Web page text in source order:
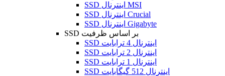
SSD اینترنال MSI
SSD اینترنال Crucial
SSD اینترنال Gigabyte
SSD بر اساس ظرفیت
SSD اینترنال 4 ترابایت
SSD اینترنال 2 ترابایت
SSD اینترنال 1 ترابایت
SSD اینترنال 512 گیگابایت